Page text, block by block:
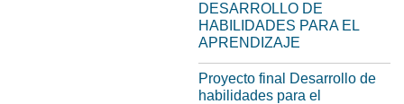
DESARROLLO DE
HABILIDADES PARA EL
APRENDIZAJE
Proyecto final Desarrollo de
habilidades para el